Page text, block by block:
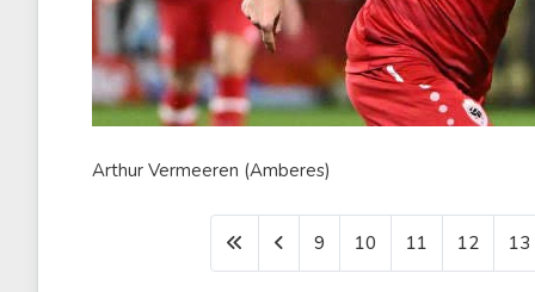
Arthur Vermeeren (Amberes)
9 10 11 12 13